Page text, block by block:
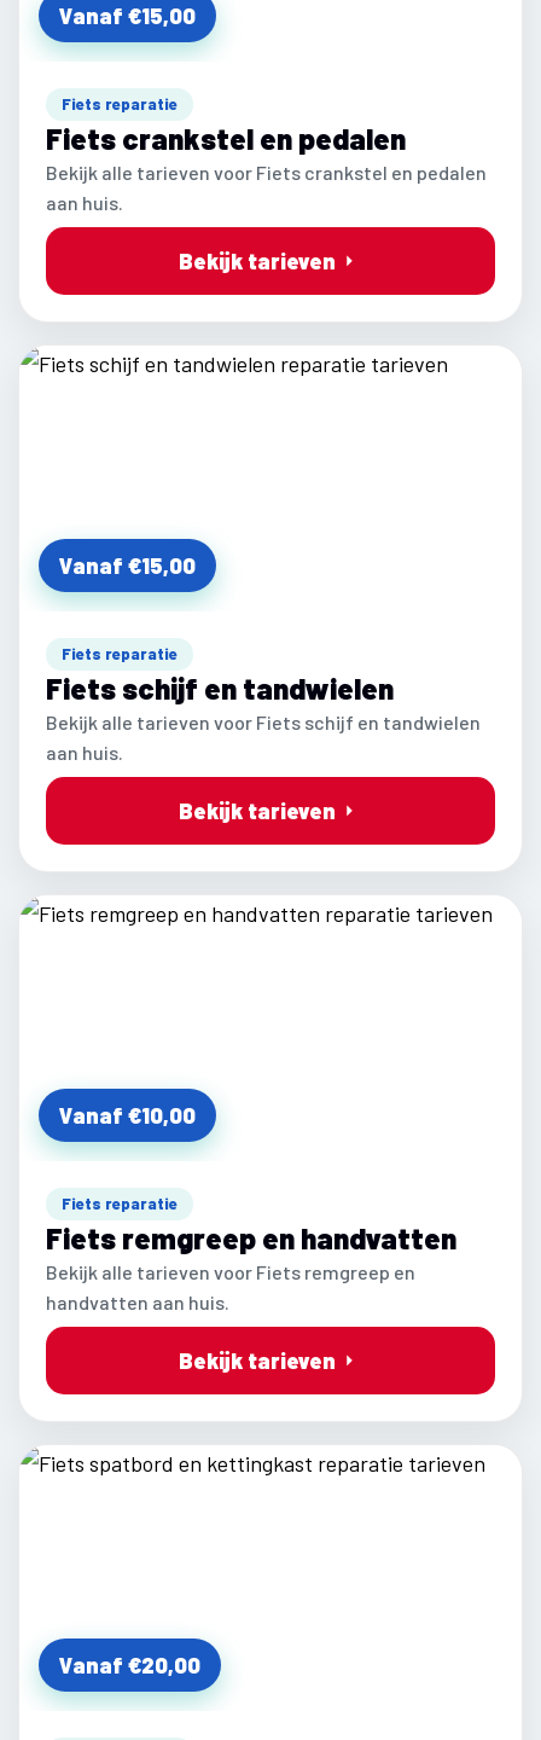
Vanaf €15,00
Fiets reparatie
Fiets crankstel en pedalen
Bekijk alle tarieven voor Fiets crankstel en pedalen
aan huis.
Bekijk tarieven
Vanaf €15,00
Fiets reparatie
Fiets schijf en tandwielen
Bekijk alle tarieven voor Fiets schijf en tandwielen
aan huis.
Bekijk tarieven
Vanaf €10,00
Fiets reparatie
Fiets remgreep en handvatten
Bekijk alle tarieven voor Fiets remgreep en
handvatten aan huis.
Bekijk tarieven
Vanaf €20,00